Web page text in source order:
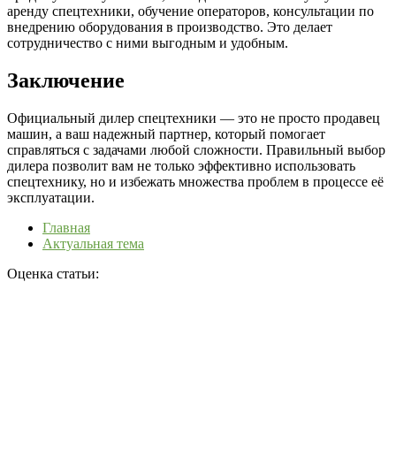
аренду спецтехники, обучение операторов, консультации по
внедрению оборудования в производство. Это делает
сотрудничество с ними выгодным и удобным.
Заключение
Официальный дилер спецтехники — это не просто продавец
машин, а ваш надежный партнер, который помогает
справляться с задачами любой сложности. Правильный выбор
дилера позволит вам не только эффективно использовать
спецтехнику, но и избежать множества проблем в процессе её
эксплуатации.
Главная
Актуальная тема
Оценка статьи: